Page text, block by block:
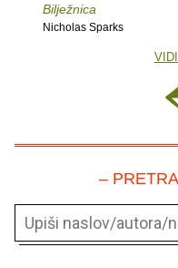
Bilježnica
Nicholas Sparks
–